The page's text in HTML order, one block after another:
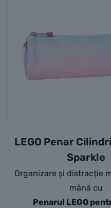
LEGO Penar
Sparkle
Organizare și distracție
mână cu
Penarul LEGO